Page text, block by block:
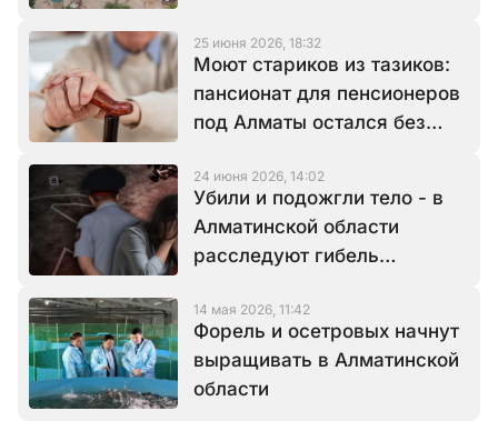
25 июня 2026, 18:32
Моют стариков из тазиков:
пансионат для пенсионеров
под Алматы остался без
24 июня 2026, 14:02
Убили и подожгли тело - в
Алматинской области
расследуют гибель
14 мая 2026, 11:42
Форель и осетровых начнут
выращивать в Алматинской
области